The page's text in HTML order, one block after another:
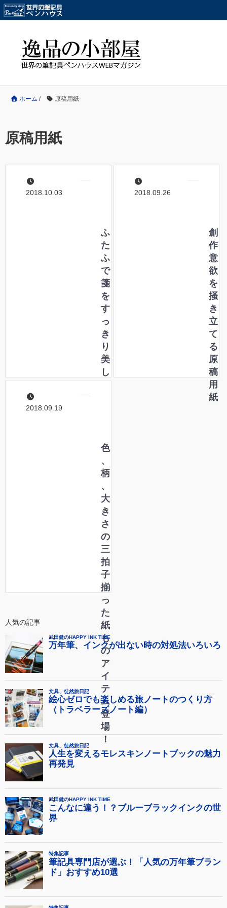
ホーム / 原稿用紙
原稿用紙
2018.10.03
ふ
た
ふ
で
箋
を
す
っ
き
り
美
し
桐
箱
登
場
！
2018.09.26
創
作
意
欲
を
掻
き
立
て
る
原
稿
用
紙
2018.09.19
色
、
柄
、
大
き
さ
の
三
拍
子
揃
っ
た
紙
も
の
ア
イ
テ
ム
登
場
！
人気の記事